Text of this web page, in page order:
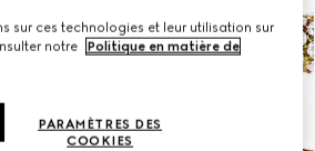
sur ces technologies et leur utilisation sur
notre
Politique en matière de
PARAMÈTRES DES
COOKIES